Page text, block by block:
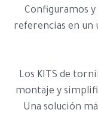
Configuramos y
referencias en un
Los KITS de
montaje y
Una solución